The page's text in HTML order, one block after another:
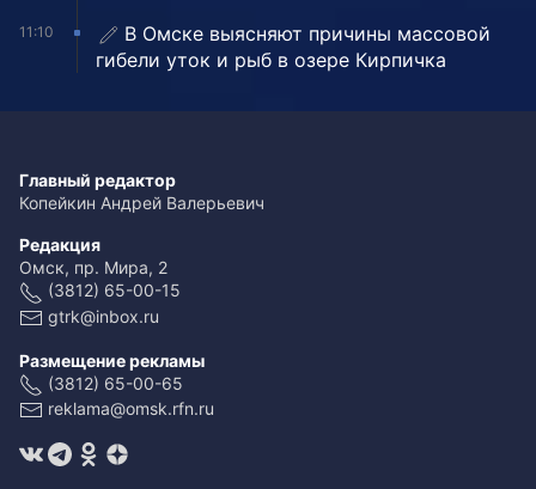
11:10
В Омске выясняют причины массовой
гибели уток и рыб в озере Кирпичка
Главный редактор
Копейкин Андрей Валерьевич
Редакция
Омск, пр. Мира, 2
(3812) 65-00-15
gtrk@inbox.ru
Размещение рекламы
(3812) 65-00-65
reklama@omsk.rfn.ru